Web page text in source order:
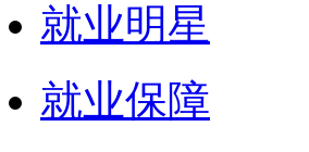
就业明星
就业保障